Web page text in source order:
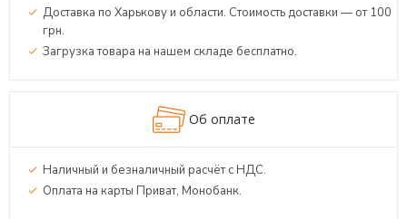
Доставка по Харькову и области. Стоимость доставки — от 100
грн.
Загрузка товара на нашем складе бесплатно.
Об оплате
Наличный и безналичный расчёт с НДС.
Оплата на карты Приват, Монобанк.